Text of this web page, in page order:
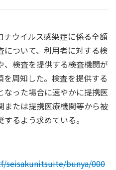
ナウイルス感染症に係る全額
について、利用者に対する検
検査を提供する検査機関が
周知した。検査を提供する
なった場合に速やかに提携医
または提携医療機関等から被
るよう求めている。
seisakunitsuite/bunya/000